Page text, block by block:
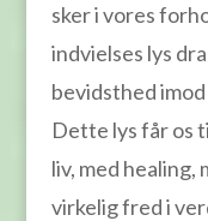
sker i vores
indvielses lys
bevidsthed
Dette lys får os
liv, med
virkelig fred i